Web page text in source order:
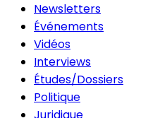
Newsletters
Événements
Vidéos
Interviews
Études/Dossiers
Politique